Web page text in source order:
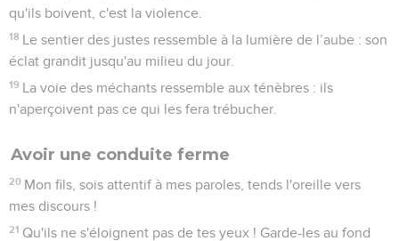
qu'ils boivent, c'est la violence.
18 Le sentier des justes ressemble à la lumière de l’aube : son
éclat grandit jusqu'au milieu du jour.
19 La voie des méchants ressemble aux ténèbres : ils
n'aperçoivent pas ce qui les fera trébucher.
Avoir une conduite ferme
20 Mon fils, sois attentif à mes paroles, tends l'oreille vers
mes discours !
21 Qu'ils ne s'éloignent pas de tes yeux ! Garde-les au fond